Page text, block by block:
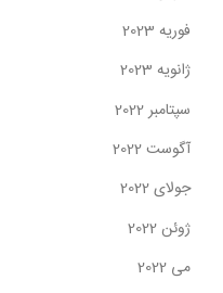
فوریه 2023
ژانویه 2023
سپتامبر 2022
آگوست 2022
جولای 2022
ژوئن 2022
می 2022